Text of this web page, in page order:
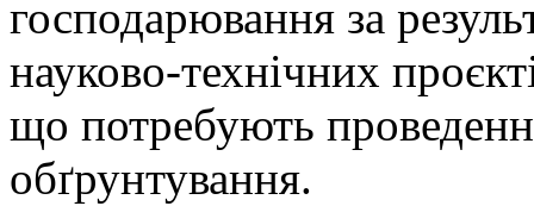
господарювання за
науково-технічних
що потребують
обґрунтування.